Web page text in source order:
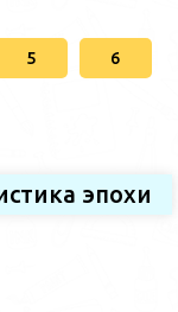
5 6
эпохи